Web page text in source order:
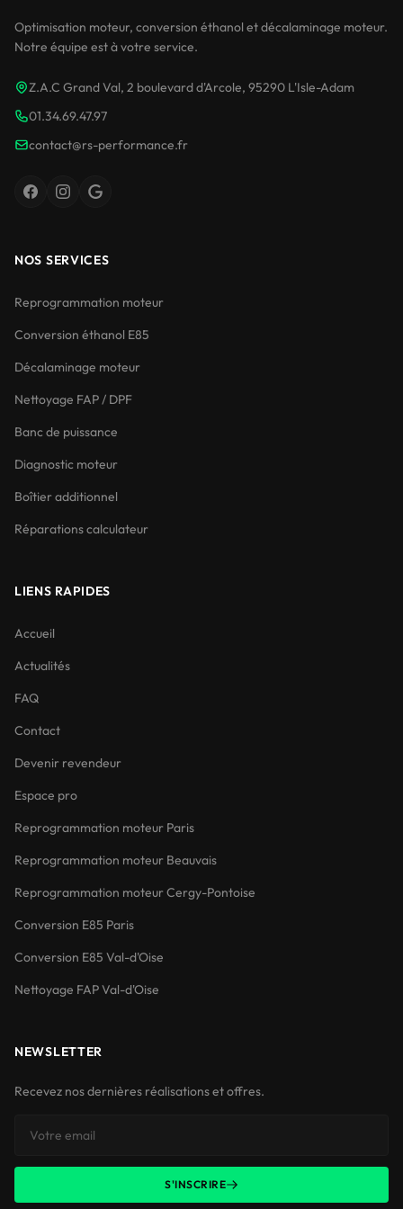
Optimisation moteur, conversion éthanol et décalaminage moteur.
Notre équipe est à votre service.
Z.A.C Grand Val, 2 boulevard d'Arcole, 95290 L'Isle-Adam
01.34.69.47.97
contact@rs-performance.fr
NOS SERVICES
Reprogrammation moteur
Conversion éthanol E85
Décalaminage moteur
Nettoyage FAP / DPF
Banc de puissance
Diagnostic moteur
Boîtier additionnel
Réparations calculateur
LIENS RAPIDES
Accueil
Actualités
FAQ
Contact
Devenir revendeur
Espace pro
Reprogrammation moteur Paris
Reprogrammation moteur Beauvais
Reprogrammation moteur Cergy-Pontoise
Conversion E85 Paris
Conversion E85 Val-d'Oise
Nettoyage FAP Val-d'Oise
NEWSLETTER
Recevez nos dernières réalisations et offres.
S'INSCRIRE